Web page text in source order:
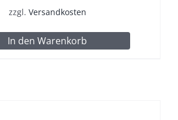
zzgl. Versandkosten
In den Warenkorb